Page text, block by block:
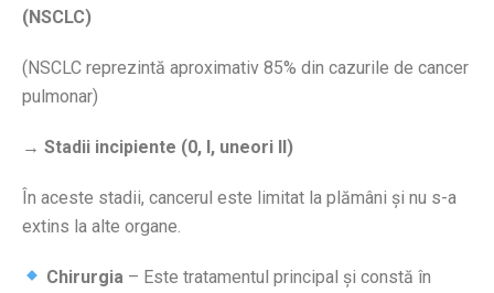
(NSCLC)
(NSCLC reprezintă aproximativ 85% din cazurile de cancer
pulmonar)
→ Stadii incipiente (0, I, uneori II)
În aceste stadii, cancerul este limitat la plămâni și nu s-a
extins la alte organe.
Chirurgia – Este tratamentul principal și constă în